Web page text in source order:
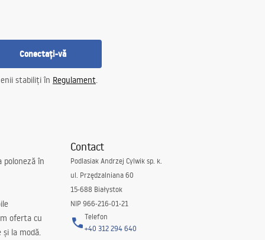
Conectați-vă
stabiliți în Regulament.
poloneză în
oferta cu
la modă.
Contact
Podlasiak Andrzej Cylwik sp. k.
ul. Przędzalniana 60
15-688 Białystok
NIP 966-216-01-21
Telefon
+40 312 294 640